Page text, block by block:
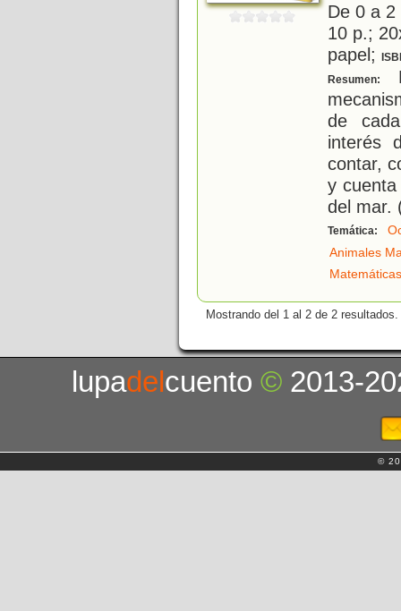
De 0 a
10 p.;
papel;
Resumen:
de
interés
contar,
y
del mar.
Temática:
Animales
Matemáticas
Mostrando del 1 al 2 de 2 resultados.
lupadelcuento© 2013-
©